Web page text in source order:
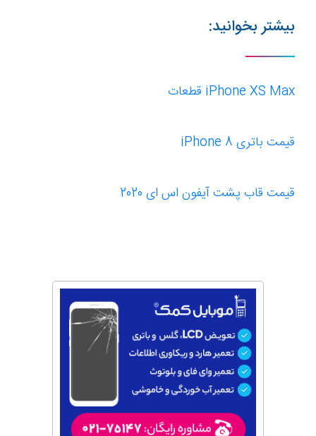
بیشتر بخوانید:
iPhone XS Max قطعات
قیمت باتری iPhone 8
قیمت قاب پشت آیفون اس ای 2020